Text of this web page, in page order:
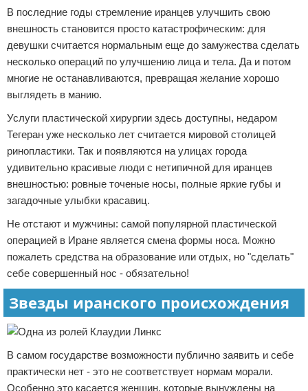
В последние годы стремление иранцев улучшить свою
внешность становится просто катастрофическим: для
девушки считается нормальным еще до замужества сделать
несколько операций по улучшению лица и тела. Да и потом
многие не останавливаются, превращая желание хорошо
выглядеть в манию.
Услуги пластической хирургии здесь доступны, недаром
Тегеран уже несколько лет считается мировой столицей
ринопластики. Так и появляются на улицах города
удивительно красивые люди с нетипичной для иранцев
внешностью: ровные точеные носы, полные яркие губы и
загадочные улыбки красавиц.
Не отстают и мужчины: самой популярной пластической
операцией в Иране является смена формы носа. Можно
пожалеть средства на образование или отдых, но "сделать"
себе совершенный нос - обязательно!
Звезды иранского происхождения
В самом государстве возможности публично заявить и себе
практически нет - это не соответствует нормам морали.
Особенно это касается женщин, которые вынуждены на